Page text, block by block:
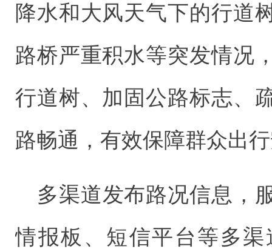
降水和大风天气下的行道
路桥严重积水等突发情况
行道树、加固公路标志、
路畅通，有效保障群众出
多渠道发布路况信息，
情报板、短信平台等多